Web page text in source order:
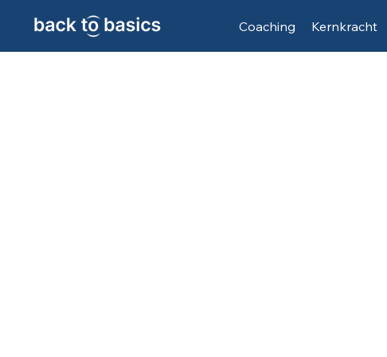
Coaching Kernkracht